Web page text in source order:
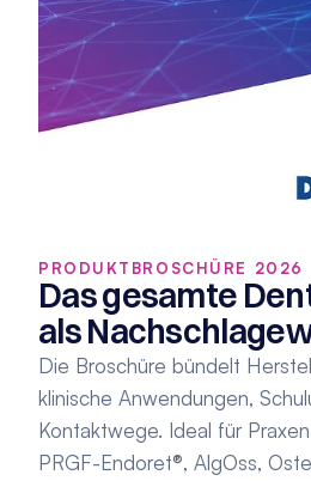
PRODUKTBROSCHÜRE 2026
Das gesamte
als
Die Broschüre bündelt
klinische Anwendungen,
Kontaktwege. Ideal für
PRGF-Endoret®, AlgOss,